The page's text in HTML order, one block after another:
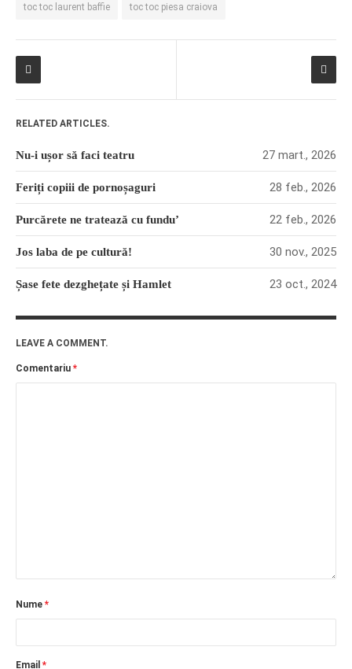
toc toc laurent baffie toc toc piesa craiova
RELATED ARTICLES.
Nu-i ușor să faci teatru 27 mart., 2026
Feriți copiii de pornoșaguri 28 feb., 2026
Purcărete ne tratează cu fundu’ 22 feb., 2026
Jos laba de pe cultură! 30 nov., 2025
Șase fete dezghețate și Hamlet 23 oct., 2024
LEAVE A COMMENT.
Comentariu *
Nume *
Email *